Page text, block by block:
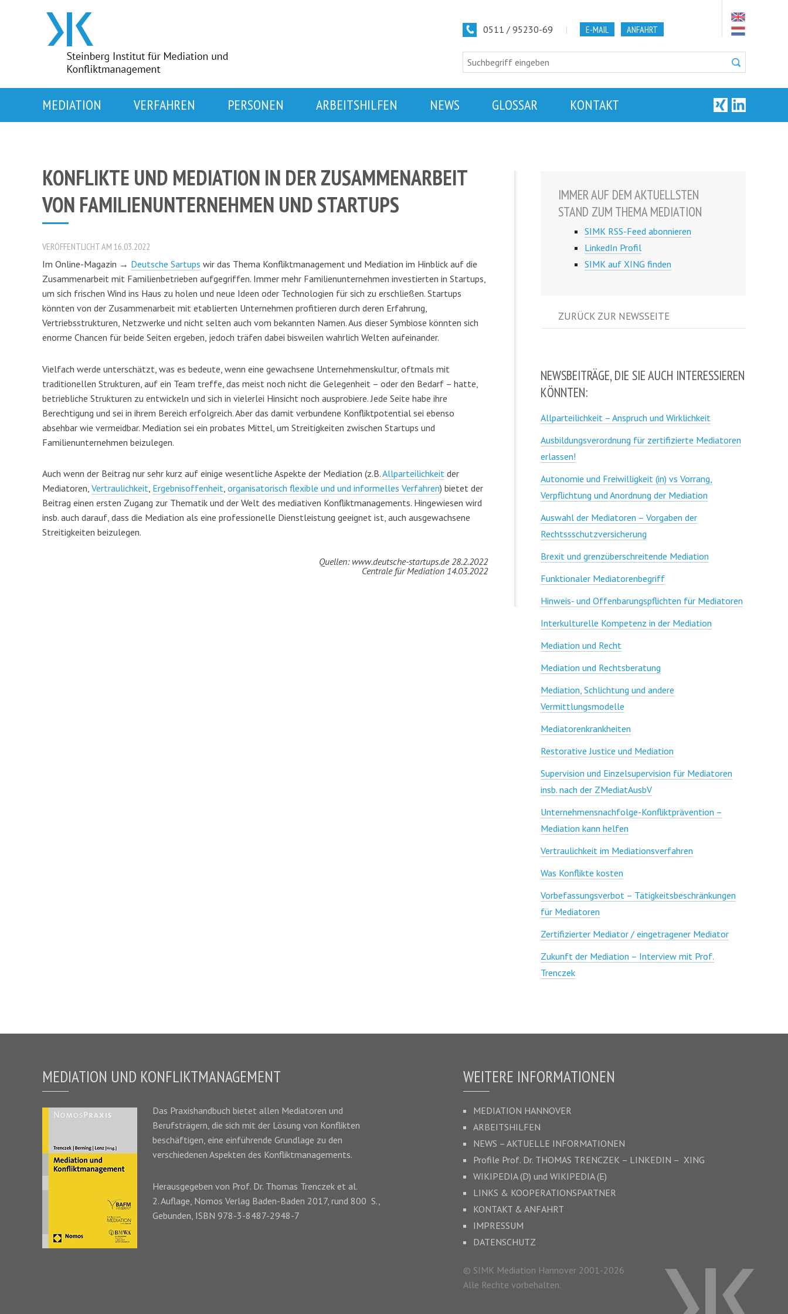
0511 / 95230-69 | E-MAIL ANFAHRT
MEDIATION VERFAHREN PERSONEN ARBEITSHILFEN NEWS GLOSSAR KONTAKT
KONFLIKTE UND MEDIATION IN DER ZUSAMMENARBEIT
VON FAMILIENUNTERNEHMEN UND STARTUPS
VERÖFFENTLICHT AM 16.03.2022
Im Online-Magazin → Deutsche Sartups wir das Thema Konfliktmanagement und Mediation im Hinblick auf die
Zusammenarbeit mit Familienbetrieben aufgegriffen. Immer mehr Familienunternehmen investierten in Startups,
um sich frischen Wind ins Haus zu holen und neue Ideen oder Technologien für sich zu erschließen. Startups
könnten von der Zusammenarbeit mit etablierten Unternehmen profitieren durch deren Erfahrung,
Vertriebsstrukturen, Netzwerke und nicht selten auch vom bekannten Namen. Aus dieser Symbiose könnten sich
enorme Chancen für beide Seiten ergeben, jedoch träfen dabei bisweilen wahrlich Welten aufeinander.
Vielfach werde unterschätzt, was es bedeute, wenn eine gewachsene Unternehmenskultur, oftmals mit
traditionellen Strukturen, auf ein Team treffe, das meist noch nicht die Gelegenheit – oder den Bedarf – hatte,
betriebliche Strukturen zu entwickeln und sich in vielerlei Hinsicht noch ausprobiere. Jede Seite habe ihre
Berechtigung und sei in ihrem Bereich erfolgreich. Aber das damit verbundene Konfliktpotential sei ebenso
absehbar wie vermeidbar. Mediation sei ein probates Mittel, um Streitigkeiten zwischen Startups und
Familienunternehmen beizulegen.
Auch wenn der Beitrag nur sehr kurz auf einige wesentliche Aspekte der Mediation (z.B.Allparteilichkeit der
Mediatoren, Vertraulichkeit, Ergebnisoffenheit, organisatorisch flexible und und informelles Verfahren) bietet der
Beitrag einen ersten Zugang zur Thematik und der Welt des mediativen Konfliktmanagements. Hingewiesen wird
insb. auch darauf, dass die Mediation als eine professionelle Dienstleistung geeignet ist, auch ausgewachsene
Streitigkeiten beizulegen.
Quellen: www.deutsche-startups.de 28.2.2022
Centrale für Mediation 14.03.2022
IMMER AUF DEM AKTUELLSTEN
STAND ZUM THEMA MEDIATION
SIMK RSS-Feed abonnieren
LinkedIn Profil
SIMK auf XING finden
ZURÜCK ZUR NEWSSEITE
NEWSBEITRÄGE, DIE SIE AUCH INTERESSIEREN
KÖNNTEN:
Allparteilichkeit – Anspruch und Wirklichkeit
Ausbildungsverordnung für zertifizierte Mediatoren
erlassen!
Autonomie und Freiwilligkeit (in) vs Vorrang,
Verpflichtung und Anordnung der Mediation
Auswahl der Mediatoren – Vorgaben der
Rechtssschutzversicherung
Brexit und grenzüberschreitende Mediation
Funktionaler Mediatorenbegriff
Hinweis- und Offenbarungspflichten für Mediatoren
Interkulturelle Kompetenz in der Mediation
Mediation und Recht
Mediation und Rechtsberatung
Mediation, Schlichtung und andere
Vermittlungsmodelle
Mediatorenkrankheiten
Restorative Justice und Mediation
Supervision und Einzelsupervision für Mediatoren
insb. nach der ZMediatAusbV
Unternehmensnachfolge-Konfliktprävention –
Mediation kann helfen
Vertraulichkeit im Mediationsverfahren
Was Konflikte kosten
Vorbefassungsverbot – Tätigkeitsbeschränkungen
für Mediatoren
Zertifizierter Mediator / eingetragener Mediator
Zukunft der Mediation – Interview mit Prof.
Trenczek
MEDIATION UND KONFLIKTMANAGEMENT
Das Praxishandbuch bietet allen Mediatoren und
Berufsträgern, die sich mit der Lösung von Konflikten
beschäftigen, eine einführende Grundlage zu den
verschiedenen Aspekten des Konfliktmanagements.
Herausgegeben von Prof. Dr. Thomas Trenczek et al.
2. Auflage, Nomos Verlag Baden-Baden 2017, rund 800 S.,
Gebunden, ISBN 978-3-8487-2948-7
WEITERE INFORMATIONEN
MEDIATION HANNOVER
ARBEITSHILFEN
NEWS – AKTUELLE INFORMATIONEN
Profile Prof. Dr. THOMAS TRENCZEK – LINKEDIN –XING
WIKIPEDIA (D) undWIKIPEDIA (E)
LINKS & KOOPERATIONSPARTNER
KONTAKT & ANFAHRT
IMPRESSUM
DATENSCHUTZ
© SIMK Mediation Hannover 2001-2026
Alle Rechte vorbehalten.